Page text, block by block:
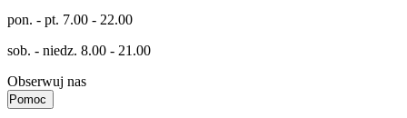
pon. - pt. 7.00 - 22.00
sob. - niedz. 8.00 - 21.00
Obserwuj nas
Pomoc